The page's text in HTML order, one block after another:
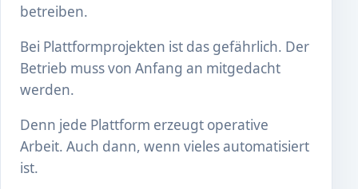
betreiben.
Bei Plattformprojekten ist das gefährlich. Der
Betrieb muss von Anfang an mitgedacht
werden.
Denn jede Plattform erzeugt operative
Arbeit. Auch dann, wenn vieles automatisiert
ist.